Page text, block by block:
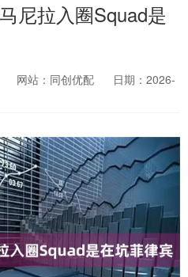
尼拉入圈Squad是
网站：同创优配
日期：2026-